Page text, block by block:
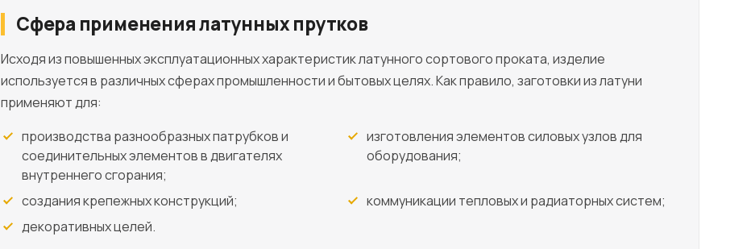
Сфера применения латунных прутков
Исходя из повышенных эксплуатационных характеристик латунного сортового проката, изделие
используется в различных сферах промышленности и бытовых целях. Как правило, заготовки из латуни
применяют для:
производства разнообразных патрубков и
соединительных элементов в двигателях
внутреннего сгорания;
изготовления элементов силовых узлов для
оборудования;
создания крепежных конструкций;
коммуникации тепловых и радиаторных систем;
декоративных целей.